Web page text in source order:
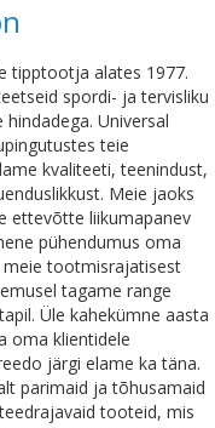
tipptootja alates 1977.
spordi- ja tervisliku
Universal
teie
kvaliteeti, teenindust,
Meie jaoks
ettevõtte liikumapanev
pühendumus oma
meie tootmisrajatisest
tagame range
Üle kahekümne aasta
oma klientidele
järgi elame ka täna.
parimaid ja tõhusamaid
tooteid, mis